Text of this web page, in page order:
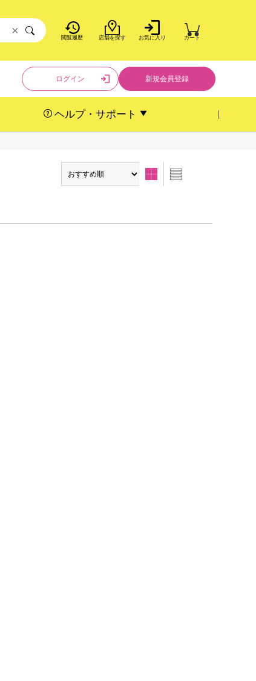
閲覧履歴 店舗を探す お気に入り カート
×
ログイン 新規会員登録
ヘルプ・サポート